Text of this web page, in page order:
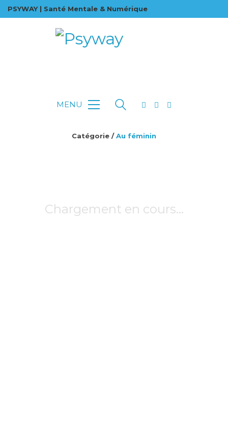
PSYWAY | Santé Mentale & Numérique
MENU
Catégorie /Au féminin
Chargement en cours…